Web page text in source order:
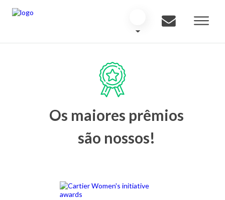
Os maiores prêmios
são nossos!